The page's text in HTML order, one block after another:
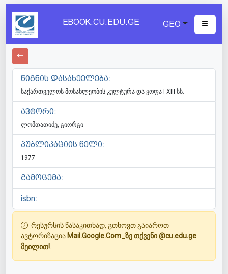
EBOOK.CU.EDU.GE GEO
წიგნის დასახეელება:
საქართველოს მოსახლეობის კულტურა და ყოფა I-XIII სს.
ავტორი:
ლომთათიძე, გიორგი
პუბლიკაციის წელი:
1977
გამოცემა:
isbn:
რესურსის წასაკითხად, გთხოვთ გაიაროთ
ავტორიზაცია Mail.Google.Com_ზე თქვენი @cu.edu.ge
მეილით!